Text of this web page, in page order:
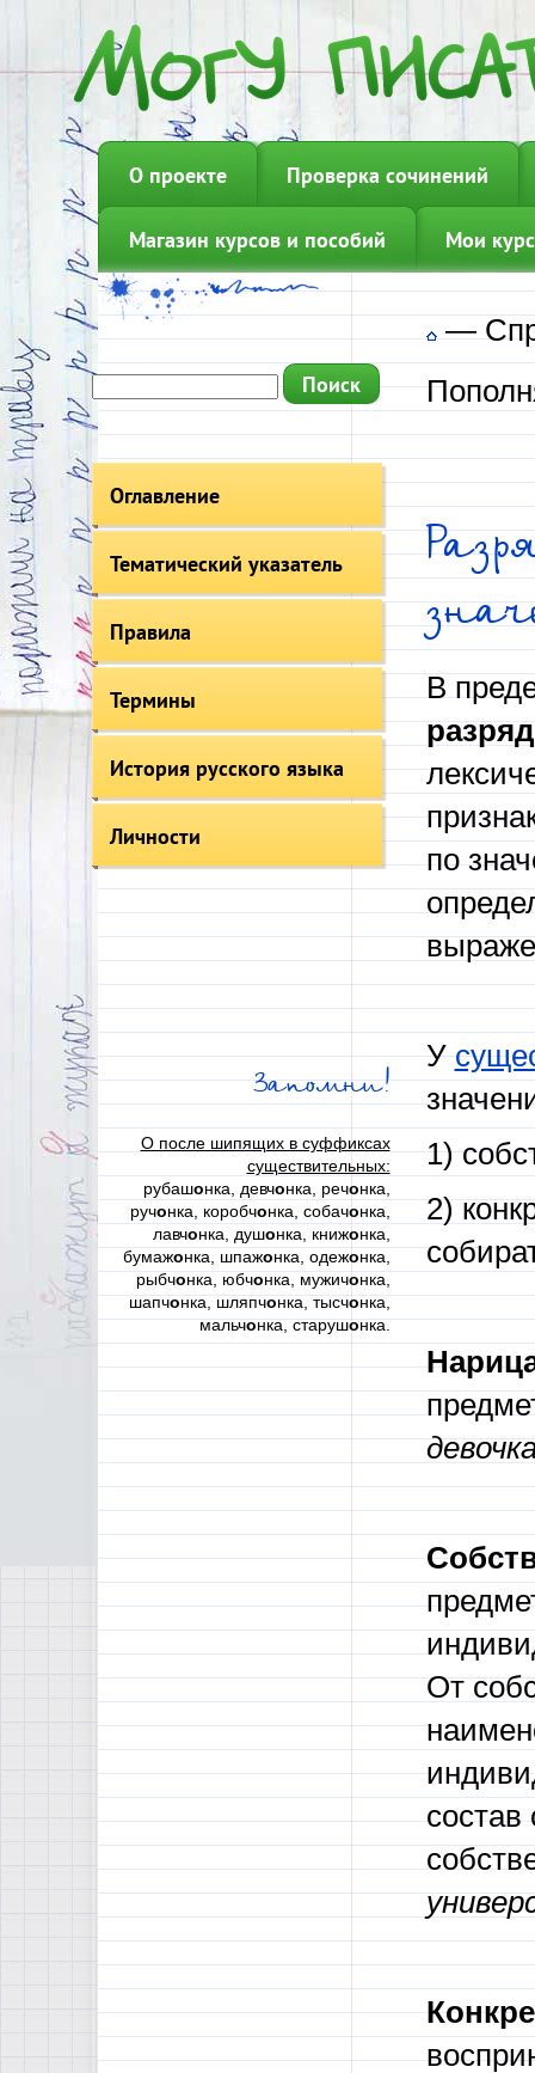
О проекте Проверка сочинений
Магазин курсов и пособий Мои
Оглавление
Тематический указатель
Правила
Термины
История русского языка
Личности
Запомни!
О после шипящих в суффиксах
существительных:
рубашонка, девчонка, речонка,
ручонка, коробчонка, собачонка,
лавчонка, душонка, книжонка,
бумажонка, шпажонка, одежонка,
рыбчонка, юбчонка, мужичонка,
шапчонка, шляпчонка, тысчонка,
мальчонка, старушонка.
—
В
по
У
1)
2)
От
состав